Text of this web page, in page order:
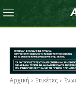
Αρχική Ετικέτες